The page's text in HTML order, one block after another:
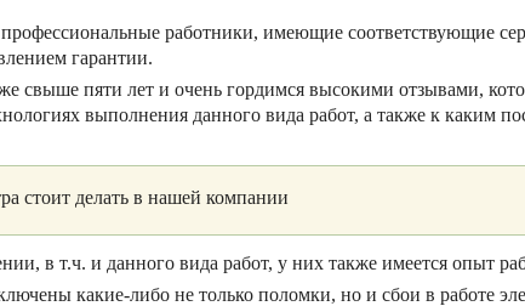
работники, имеющие соответствующие
гарантии.
свыше пяти лет и очень гордимся высокими отзывами,
выполнения данного вида работ, а также к каким
стоит делать в нашей компании
в т.ч. и данного вида работ, у них также имеется опыт
какие-либо не только поломки, но и сбои в работе